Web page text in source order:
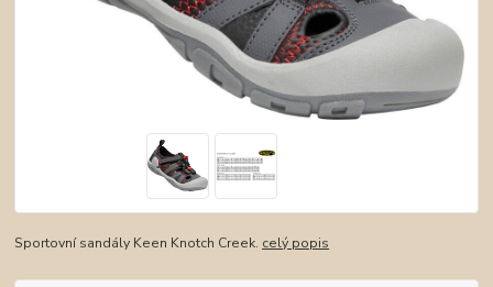
Sportovní sandály Keen Knotch Creek. celý popis